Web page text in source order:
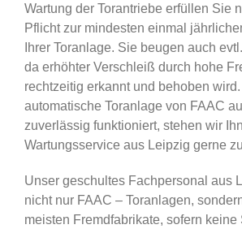
Wartung der Torantriebe erfüllen Sie
Pflicht zur mindesten einmal
Ihrer Toranlage. Sie beugen auch
da erhöhter Verschleiß durch hohe
rechtzeitig erkannt und behoben
automatische Toranlage von FAAC
zuverlässig funktioniert, stehen wir
Wartungsservice aus Leipzig gerne
Unser geschultes Fachpersonal aus
nicht nur FAAC – Toranlagen,
meisten Fremdfabrikate, sofern keine